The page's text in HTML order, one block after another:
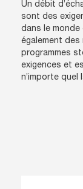
Un débit
sont des
dans le monde
également
programmes
exigences et
n’importe quel